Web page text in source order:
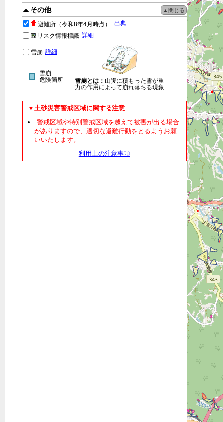
その他
避難所（令和8年4月時点）
出典
リスク情報標識 詳細
雪崩 詳細
雪崩とは： 山腹に積もった雪が重
力の作用によって崩れ落ちる現象
雪崩
危険箇所
▼土砂災害警戒区域に関する注意
警戒区域や特別警戒区域を越えて被害が出る場合
がありますので、適切な避難行動をとるようお願
いいたします。
利用上の注意事項